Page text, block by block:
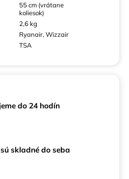
55 cm (vrátane
koliesok)
2,6 kg
Ryanair, Wizzair
TSA
do 24 hodín
skladné do seba